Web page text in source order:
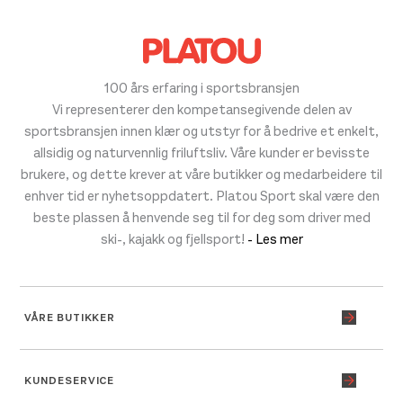
100 års erfaring i sportsbransjen
Vi representerer den kompetansegivende delen av
sportsbransjen innen klær og utstyr for å bedrive et enkelt,
allsidig og naturvennlig friluftsliv. Våre kunder er bevisste
brukere, og dette krever at våre butikker og medarbeidere til
enhver tid er nyhetsoppdatert. Platou Sport skal være den
beste plassen å henvende seg til for deg som driver med
ski-, kajakk og fjellsport! - Les mer
VÅRE BUTIKKER
KUNDESERVICE